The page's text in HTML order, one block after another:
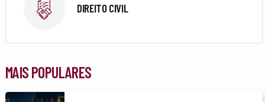
DIREITO CIVIL
MAIS POPULARES